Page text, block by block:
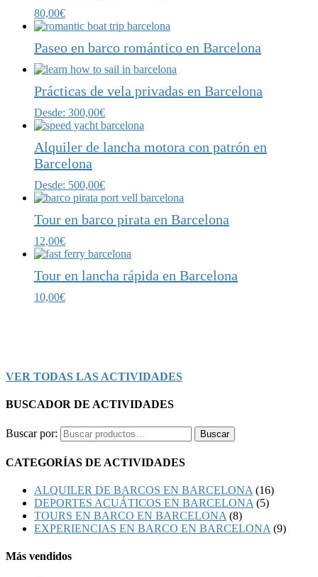
80,00€
Paseo en barco romántico en Barcelona
Prácticas de vela privadas en Barcelona
Desde: 300,00€
Alquiler de lancha motora con patrón en
Barcelona
Desde: 500,00€
Tour en barco pirata en Barcelona
12,00€
Tour en lancha rápida en Barcelona
10,00€
VER TODAS LAS ACTIVIDADES
BUSCADOR DE ACTIVIDADES
Buscar por: Buscar
CATEGORÍAS DE ACTIVIDADES
ALQUILER DE BARCOS EN BARCELONA (16)
DEPORTES ACUÁTICOS EN BARCELONA (5)
TOURS EN BARCO EN BARCELONA (8)
EXPERIENCIAS EN BARCO EN BARCELONA (9)
Más vendidos